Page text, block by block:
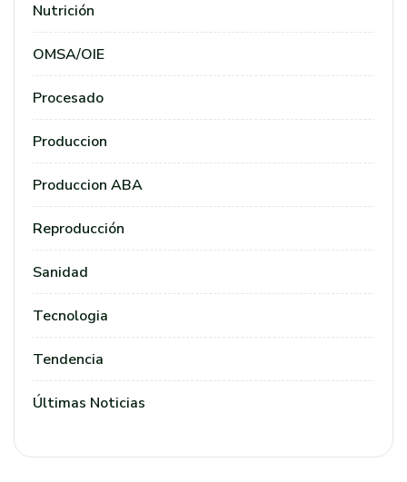
Nutrición
OMSA/OIE
Procesado
Produccion
Produccion ABA
Reproducción
Sanidad
Tecnologia
Tendencia
Últimas Noticias